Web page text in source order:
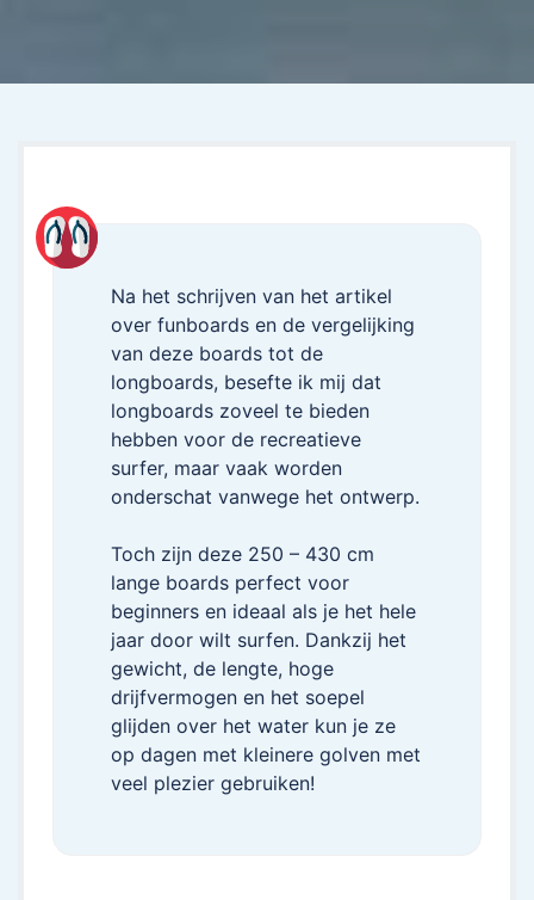
Na het schrijven van het artikel
over funboards en de vergelijking
van deze boards tot de
longboards, besefte ik mij dat
longboards zoveel te bieden
hebben voor de recreatieve
surfer, maar vaak worden
onderschat vanwege het ontwerp.
Toch zijn deze 250 – 430 cm
lange boards perfect voor
beginners en ideaal als je het hele
jaar door wilt surfen. Dankzij het
gewicht, de lengte, hoge
drijfvermogen en het soepel
glijden over het water kun je ze
op dagen met kleinere golven met
veel plezier gebruiken!